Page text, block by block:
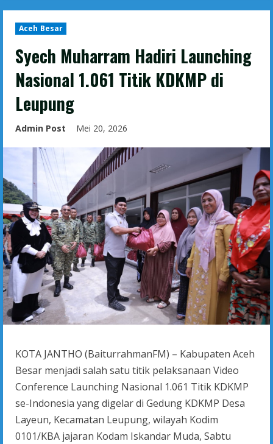
Aceh Besar
Syech Muharram Hadiri Launching
Nasional 1.061 Titik KDKMP di
Leupung
Admin Post Mei 20, 2026
KOTA JANTHO (BaiturrahmanFM) – Kabupaten Aceh
Besar menjadi salah satu titik pelaksanaan Video
Conference Launching Nasional 1.061 Titik KDKMP
se-Indonesia yang digelar di Gedung KDKMP Desa
Layeun, Kecamatan Leupung, wilayah Kodim
0101/KBA jajaran Kodam Iskandar Muda, Sabtu